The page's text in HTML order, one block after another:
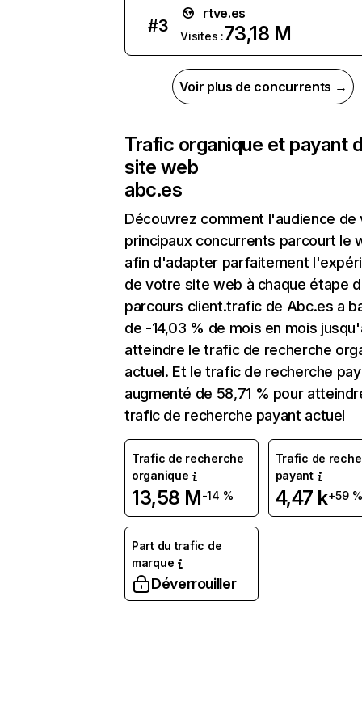
#3
rtve.es
Visites :73,18 M
Voir plus de concurrents →
Trafic organique et payant
site web
abc.es
Découvrez comment l'audience de
principaux concurrents parcourt le
afin d'adapter parfaitement
de votre site web à chaque étape
parcours client.trafic de Abc.es a
de -14,03 % de mois en mois
atteindre le trafic de recherche
actuel. Et le trafic de recherche
augmenté de 58,71 % pour
trafic de recherche payant actuel
Trafic de recherche
organique
13,58 M-14 %
Trafic de
payant
4,47 k+59 %
Part du trafic de
marque
Déverrouiller